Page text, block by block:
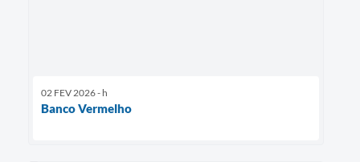
02 FEV 2026 - h
Banco Vermelho